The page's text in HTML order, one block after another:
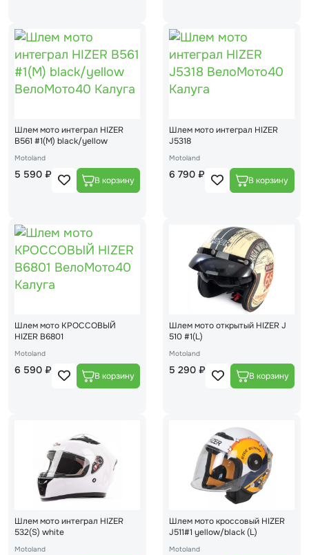
Шлем мото интеграл HIZER
B561 #1(М) black/yellow
Motoland
5 590 ₽
Шлем мото интеграл HIZER
J5318
Motoland
6 790 ₽
Шлем мото КРОССОВЫЙ
HIZER В6801
Motoland
6 590 ₽
Шлем мото открытый HIZER J
510 #1(L)
Motoland
5 290 ₽
Шлем мото интеграл HIZER
532(S) white
Motoland
Шлем мото кроссовый HIZER
J511#1 yellow/black (L)
Motoland